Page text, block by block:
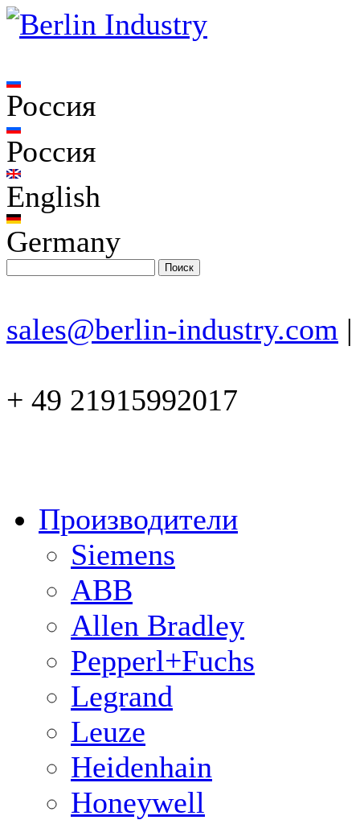
Россия
Россия
English
Germany
sales@berlin-industry.com |
+ 49 21915992017
Производители
Siemens
ABB
Allen Bradley
Pepperl+Fuchs
Legrand
Leuze
Heidenhain
Honeywell